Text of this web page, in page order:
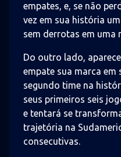
empates, e, se não
vez em sua história
sem derrotas em uma
Do outro lado,
empate sua marca em
segundo time na
seus primeiros seis
e tentará se
trajetória na
consecutivas.